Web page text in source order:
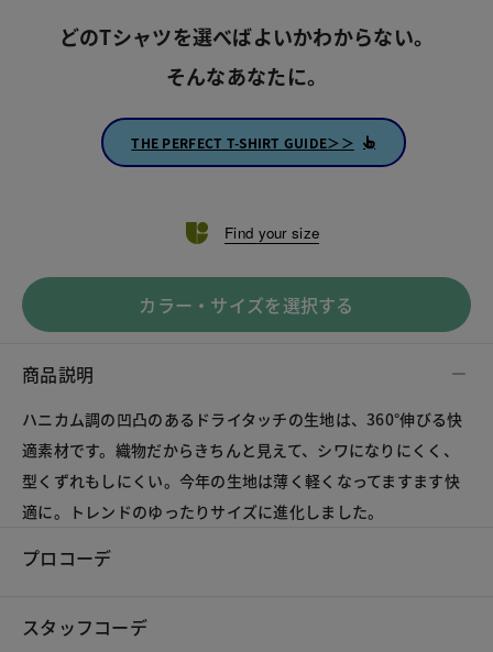
どのTシャツを選べばよいかわからない。
そんなあなたに。
THE PERFECT T-SHIRT GUIDE＞＞
Find your size
カラー・サイズを選択する
商品説明
ハニカム調の凹凸のあるドライタッチの生地は、360°伸びる快
適素材です。織物だからきちんと見えて、シワになりにくく、
型くずれもしにくい。今年の生地は薄く軽くなってますます快
適に。トレンドのゆったりサイズに進化しました。
プロコーデ
スタッフコーデ